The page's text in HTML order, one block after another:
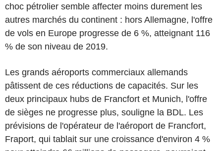
choc pétrolier semble affecter moins durement les
autres marchés du continent : hors Allemagne, l'offre
de vols en Europe progresse de 6 %, atteignant 116
% de son niveau de 2019.
Les grands aéroports commerciaux allemands
pâtissent de ces réductions de capacités. Sur les
deux principaux hubs de Francfort et Munich, l'offre
de sièges ne progresse plus, souligne la BDL. Les
prévisions de l'opérateur de l'aéroport de Francfort,
Fraport, qui tablait sur une croissance d'environ 4 %